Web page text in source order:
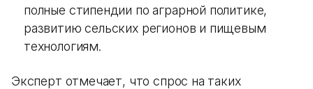
полные стипендии по аграрной политике,
развитию сельских регионов и пищевым
технологиям.
Эксперт отмечает, что спрос на таких